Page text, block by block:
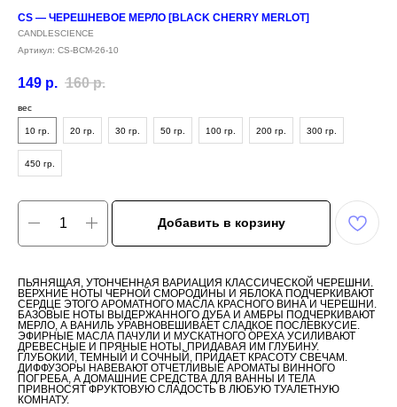
CS — ЧЕРЕШНЕВОЕ МЕРЛО [BLACK CHERRY MERLOT]
CANDLESCIENCE
Артикул: CS-BCM-26-10
149 р. 160 р.
вес
10 гр. 20 гр. 30 гр. 50 гр. 100 гр. 200 гр. 300 гр.
450 гр.
Добавить в корзину
ПЬЯНЯЩАЯ, УТОНЧЕННАЯ ВАРИАЦИЯ КЛАССИЧЕСКОЙ ЧЕРЕШНИ.
ВЕРХНИЕ НОТЫ ЧЕРНОЙ СМОРОДИНЫ И ЯБЛОКА ПОДЧЕРКИВАЮТ
СЕРДЦЕ ЭТОГО АРОМАТНОГО МАСЛА КРАСНОГО ВИНА И ЧЕРЕШНИ.
БАЗОВЫЕ НОТЫ ВЫДЕРЖАННОГО ДУБА И АМБРЫ ПОДЧЕРКИВАЮТ
МЕРЛО, А ВАНИЛЬ УРАВНОВЕШИВАЕТ СЛАДКОЕ ПОСЛЕВКУСИЕ.
ЭФИРНЫЕ МАСЛА ПАЧУЛИ И МУСКАТНОГО ОРЕХА УСИЛИВАЮТ
ДРЕВЕСНЫЕ И ПРЯНЫЕ НОТЫ, ПРИДАВАЯ ИМ ГЛУБИНУ.
ГЛУБОКИЙ, ТЕМНЫЙ И СОЧНЫЙ, ПРИДАЕТ КРАСОТУ СВЕЧАМ.
ДИФФУЗОРЫ НАВЕВАЮТ ОТЧЕТЛИВЫЕ АРОМАТЫ ВИННОГО
ПОГРЕБА, А ДОМАШНИЕ СРЕДСТВА ДЛЯ ВАННЫ И ТЕЛА
ПРИВНОСЯТ ФРУКТОВУЮ СЛАДОСТЬ В ЛЮБУЮ ТУАЛЕТНУЮ
КОМНАТУ.